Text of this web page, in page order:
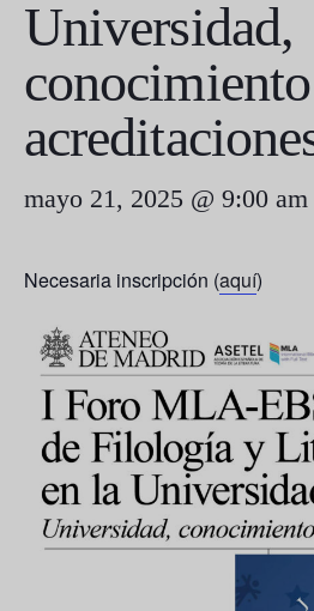
Universidad,
mayo 21, 2025 @ 9:00 am
Necesaria inscripción (aquí)